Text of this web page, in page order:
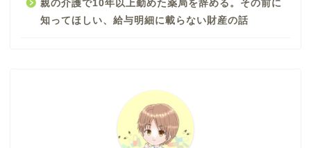
親の介護で10年以上勤めた薬局を辞める。その前に
知ってほしい、給与明細に載らない財産の話